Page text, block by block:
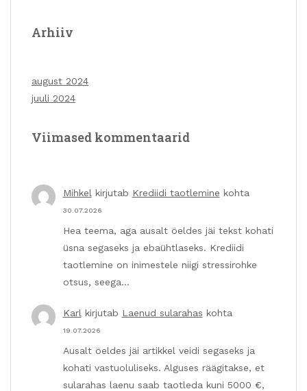
Arhiiv
august 2024
juuli 2024
Viimased kommentaarid
Mihkel kirjutab Krediidi taotlemine kohta
30.07.2026
Hea teema, aga ausalt öeldes jäi tekst kohati
üsna segaseks ja ebaühtlaseks. Krediidi
taotlemine on inimestele niigi stressirohke
otsus, seega…
Karl kirjutab Laenud sularahas kohta
19.07.2026
Ausalt öeldes jäi artikkel veidi segaseks ja
kohati vastuoluliseks. Alguses räägitakse, et
sularahas laenu saab taotleda kuni 5000 €,